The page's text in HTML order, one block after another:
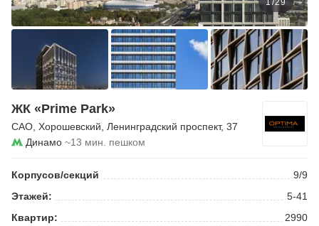
1/29
ЖК «Prime Park»
САО Хорошевский Ленинградский проспект, 37
Динамо ~13 мин. пешком
Корпусов/секций
9/9
Этажей:
5-41
Квартир:
2990